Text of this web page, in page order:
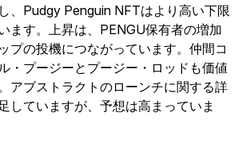
、Pudgy Penguin NFTはより高い下限
ます。上昇は、PENGU保有者の増加
プの投機につながっています。仲間コ
・プージーとプージー・ロッドも価値
アブストラクトのローンチに関する詳
していますが、予想は高まっていま